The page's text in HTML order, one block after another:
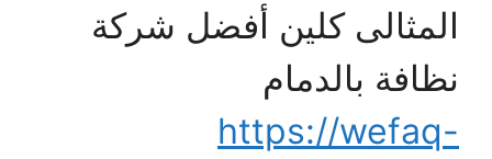
المثالى كلين أفضل شركة
نظافة بالدمام
https://wefaq-